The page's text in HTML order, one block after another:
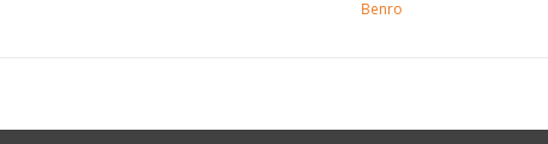
Benro